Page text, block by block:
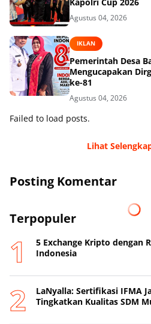
Agustus 04, 2026
IKLAN
Pemerintah Desa
Mengucapakan
ke-81
Agustus 04, 2026
Failed to load posts.
Lihat
Posting Komentar
Terpopuler
5 Exchange Kripto dengan
Indonesia
LaNyalla: Sertifikasi IFMA
Tingkatkan Kualitas SDM